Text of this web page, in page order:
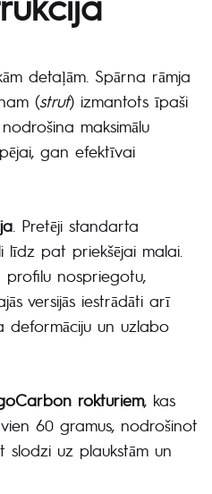
detaļām. Spārna rāmja
(strut) izmantots īpaši
maksimālu
gan efektīvai
. Pretēji standarta
līdz pat priekšējai malai.
profilu nospriegotu,
versijās iestrādāti arī
deformāciju un uzlabo
rokturiem, kas
60 gramus, nodrošinot
uz plaukstām un